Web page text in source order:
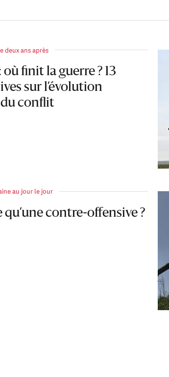
deux ans après
finit la guerre ? 13
sur l’évolution
conflit
au jour le jour
qu’une contre-offensive ?